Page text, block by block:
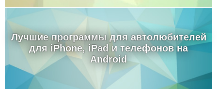
Лучшие программы для автолюбителей
для iPhone, iPad и телефонов на
Android